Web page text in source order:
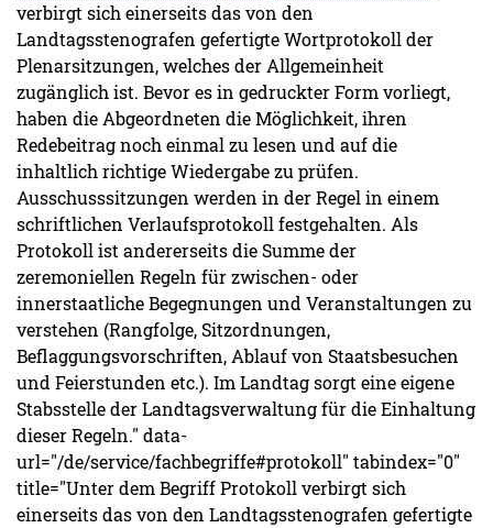
verbirgt sich einerseits das von den
Landtagsstenografen gefertigte Wortprotokoll der
Plenarsitzungen, welches der Allgemeinheit
zugänglich ist. Bevor es in gedruckter Form vorliegt,
haben die Abgeordneten die Möglichkeit, ihren
Redebeitrag noch einmal zu lesen und auf die
inhaltlich richtige Wiedergabe zu prüfen.
Ausschusssitzungen werden in der Regel in einem
schriftlichen Verlaufsprotokoll festgehalten. Als
Protokoll ist andererseits die Summe der
zeremoniellen Regeln für zwischen- oder
innerstaatliche Begegnungen und Veranstaltungen zu
verstehen (Rangfolge, Sitzordnungen,
Beflaggungsvorschriften, Ablauf von Staatsbesuchen
und Feierstunden etc.). Im Landtag sorgt eine eigene
Stabsstelle der Landtagsverwaltung für die Einhaltung
dieser Regeln." data-
url="/de/service/fachbegriffe#protokoll" tabindex="0"
title="Unter dem Begriff Protokoll verbirgt sich
einerseits das von den Landtagsstenografen gefertigte